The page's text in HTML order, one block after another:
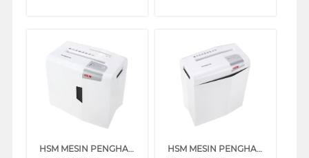
HSM MESIN PENGHANCUR KERTAS PAPER SHREDDER SHREDSTAR X5 HSM MESIN PENGHANCUR KERTAS PAPER SHREDDER SHREDSTAR S5